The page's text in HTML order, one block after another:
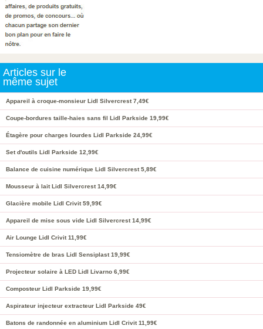
Articles sur le
même sujet
Appareil à croque-monsieur Lidl Silvercrest 7,49€
Coupe-bordures taille-haies sans fil Lidl Parkside 19,99€
Étagère pour charges lourdes Lidl Parkside 24,99€
Set d'outils Lidl Parkside 12,99€
Balance de cuisine numérique Lidl Silvercrest 5,89€
Mousseur à lait Lidl Silvercrest 14,99€
Glacière mobile Lidl Crivit 59,99€
Appareil de mise sous vide Lidl Silvercrest 14,99€
Air Lounge Lidl Crivit 11,99€
Tensiomètre de bras Lidl Sensiplast 19,99€
Projecteur solaire à LED Lidl Livarno 6,99€
Composteur Lidl Parkside 19,99€
Aspirateur injecteur extracteur Lidl Parkside 49€
Batons de randonnée en aluminium Lidl Crivit 11,99€